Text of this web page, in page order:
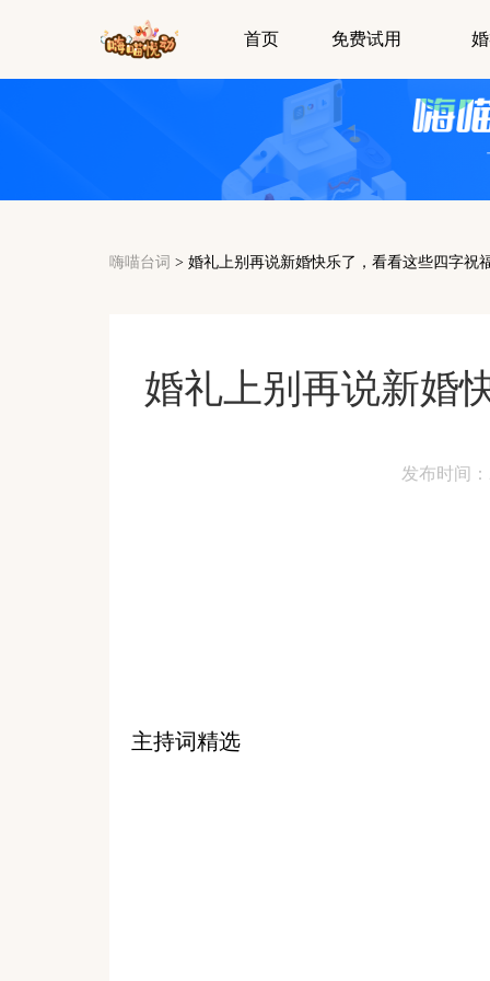
首页 免费试用
嗨喵台词 > 婚礼上别再说新婚快乐了，看看这些四字祝
婚礼上别再说新婚
发布时间：
主持词精选